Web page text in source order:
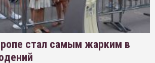
стал самым жарким в